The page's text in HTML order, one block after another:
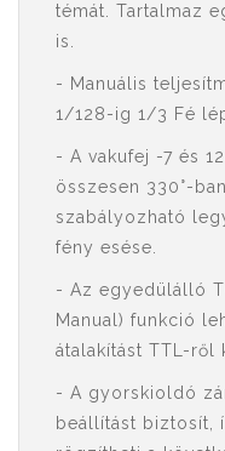
témát. Tartalmaz
is.
- Manuális
1/128-ig 1/3 Fé
- A vakufej -7 és
összesen 330°-
szabályozható
fény esése.
- Az egyedülálló
Manual) funkció
átalakítást TTL-ről
- A gyorskioldó
beállítást biztosít,